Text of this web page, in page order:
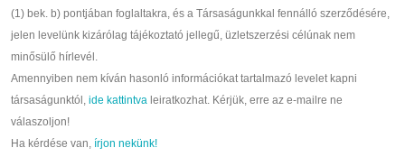
(1) bek. b) pontjában foglaltakra, és a Társaságunkkal fennálló szerződésére,
jelen levelünk kizárólag tájékoztató jellegű, üzletszerzési célúnak nem
minősülő hírlevél.
Amennyiben nem kíván hasonló információkat tartalmazó levelet kapni
társaságunktól, ide kattintva leiratkozhat. Kérjük, erre az e-mailre ne
válaszoljon!
Ha kérdése van, írjon nekünk!